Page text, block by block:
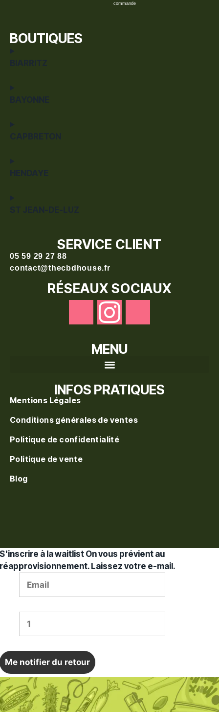
commande
BOUTIQUES
BIARRITZ
BAYONNE
CAPBRETON
HENDAYE
ST JEAN-DE-LUZ
SERVICE CLIENT
05 59 29 27 88
contact@thecbdhouse.fr
RÉSEAUX SOCIAUX
MENU
INFOS PRATIQUES
Mentions Légales
Conditions générales de ventes
Politique de confidentialité
Politique de vente
Blog
à la waitlist On vous prévient au
Laissez votre e-mail.
Me notifier du retour